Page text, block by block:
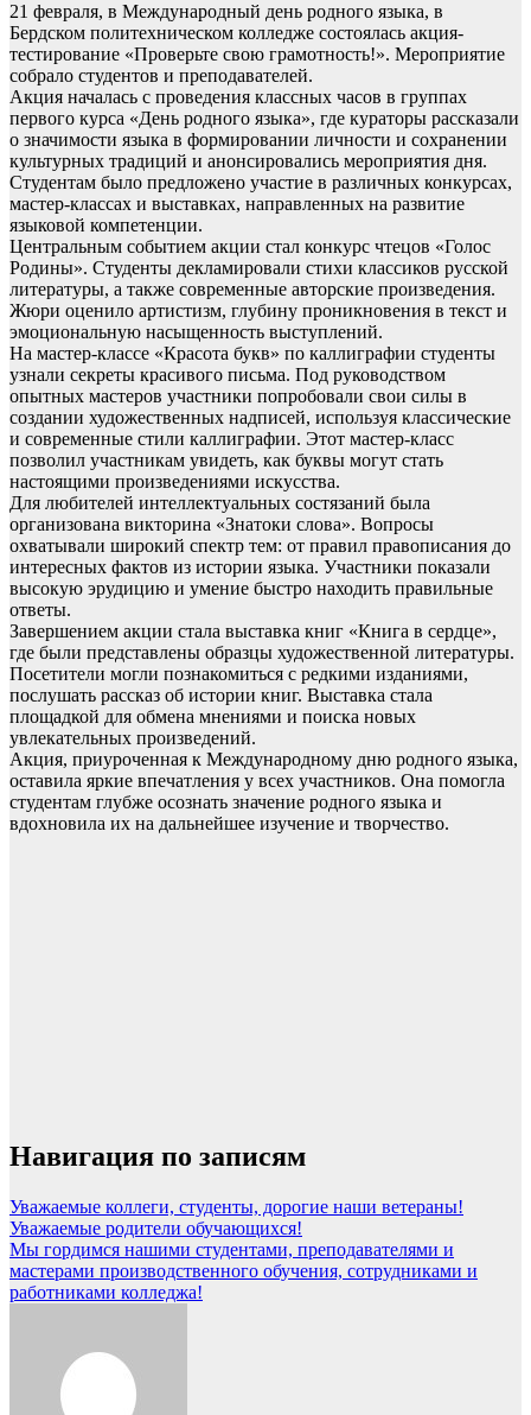
21 февраля, в Международный день родного языка, в
Бердском политехническом колледже состоялась акция-
тестирование «Проверьте свою грамотность!». Мероприятие
собрало студентов и преподавателей.
Акция началась с проведения классных часов в группах
первого курса «День родного языка», где кураторы рассказали
о значимости языка в формировании личности и сохранении
культурных традиций и анонсировались мероприятия дня.
Студентам было предложено участие в различных конкурсах,
мастер-классах и выставках, направленных на развитие
языковой компетенции.
Центральным событием акции стал конкурс чтецов «Голос
Родины». Студенты декламировали стихи классиков русской
литературы, а также современные авторские произведения.
Жюри оценило артистизм, глубину проникновения в текст и
эмоциональную насыщенность выступлений.
На мастер-классе «Красота букв» по каллиграфии студенты
узнали секреты красивого письма. Под руководством
опытных мастеров участники попробовали свои силы в
создании художественных надписей, используя классические
и современные стили каллиграфии. Этот мастер-класс
позволил участникам увидеть, как буквы могут стать
настоящими произведениями искусства.
Для любителей интеллектуальных состязаний была
организована викторина «Знатоки слова». Вопросы
охватывали широкий спектр тем: от правил правописания до
интересных фактов из истории языка. Участники показали
высокую эрудицию и умение быстро находить правильные
ответы.
Завершением акции стала выставка книг «Книга в сердце»,
где были представлены образцы художественной литературы.
Посетители могли познакомиться с редкими изданиями,
послушать рассказ об истории книг. Выставка стала
площадкой для обмена мнениями и поиска новых
увлекательных произведений.
Акция, приуроченная к Международному дню родного языка,
оставила яркие впечатления у всех участников. Она помогла
студентам глубже осознать значение родного языка и
вдохновила их на дальнейшее изучение и творчество.
Навигация по записям
Уважаемые коллеги, студенты, дорогие наши ветераны!
Уважаемые родители обучающихся!
Мы гордимся нашими студентами, преподавателями и
мастерами производственного обучения, сотрудниками и
работниками колледжа!